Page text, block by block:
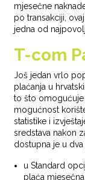
mjesečne
po transakciji,
jedna od
T-com
Još jedan vrlo
plaćanja u
to što omogućuje
mogućnost
statistike i
sredstava nakon
dostupna je u dva
u Standard
plaća